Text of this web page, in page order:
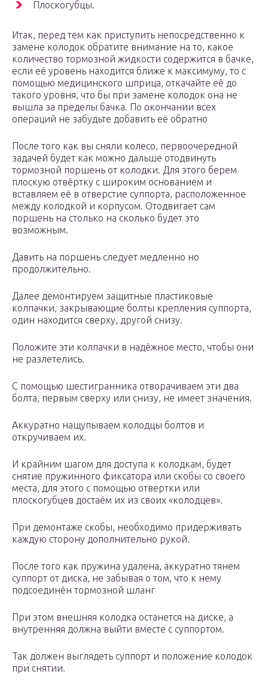
Плоскогубцы.
Итак, перед тем как приступить непосредственно к
замене колодок обратите внимание на то, какое
количество тормозной жидкости содержится в бачке,
если её уровень находится ближе к максимуму, то с
помощью медицинского шприца, откачайте её до
такого уровня, что бы при замене колодок она не
вышла за пределы бачка. По окончании всех
операций не забудьте добавить её обратно
После того как вы сняли колесо, первоочередной
задачей будет как можно дальше отодвинуть
тормозной поршень от колодки. Для этого берем
плоскую отвёртку с широким основанием и
вставляем её в отверстие суппорта, расположенное
между колодкой и корпусом. Отодвигает сам
поршень на столько на сколько будет это
возможным.
Давить на поршень следует медленно но
продолжительно.
Далее демонтируем защитные пластиковые
колпачки, закрывающие болты крепления суппорта,
один находится сверху, другой снизу.
Положите эти колпачки в надёжное место, чтобы они
не разлетелись.
С помощью шестигранника отворачиваем эти два
болта, первым сверху или снизу, не имеет значения.
Аккуратно нащупываем колодцы болтов и
откручиваем их.
И крайним шагом для доступа к колодкам, будет
снятие пружинного фиксатора или скобы со своего
места, для этого с помощью отвертки или
плоскогубцев достаём их из своих «колодцев».
При демонтаже скобы, необходимо придерживать
каждую сторону дополнительно рукой.
После того как пружина удалена, аккуратно тянем
суппорт от диска, не забывая о том, что к нему
подсоединён тормозной шланг
При этом внешняя колодка останется на диске, а
внутренняя должна выйти вместе с суппортом.
Так должен выглядеть суппорт и положение колодок
при снятии.